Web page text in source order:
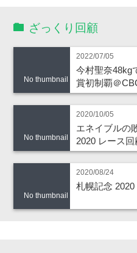
ざっくり回顧
No thumbnail
2022/07/05
今村聖奈48kg
賞初制覇＠
No thumbnail
2020/10/05
エネイブルの
2020 レース回
No thumbnail
2020/08/24
札幌記念